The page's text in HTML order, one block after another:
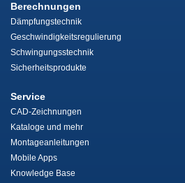
Berechnungen
Dämpfungstechnik
Geschwindigkeitsregulierung
Schwingungsstechnik
Sicherheitsprodukte
Service
CAD-Zeichnungen
Kataloge und mehr
Montageanleitungen
Mobile Apps
Knowledge Base